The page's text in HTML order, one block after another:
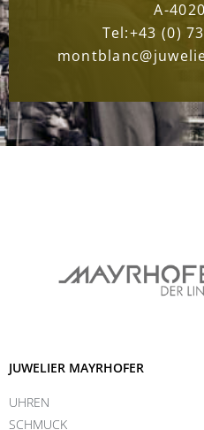
A-
Tel:+43 (0)
JUWELIER MAYRHOFER
UHREN
SCHMUCK